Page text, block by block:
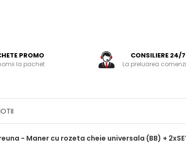
PROMO
la pachet
CONSILIERE 24/7
La preluarea
- Maner cu rozeta cheie universala (BB) +